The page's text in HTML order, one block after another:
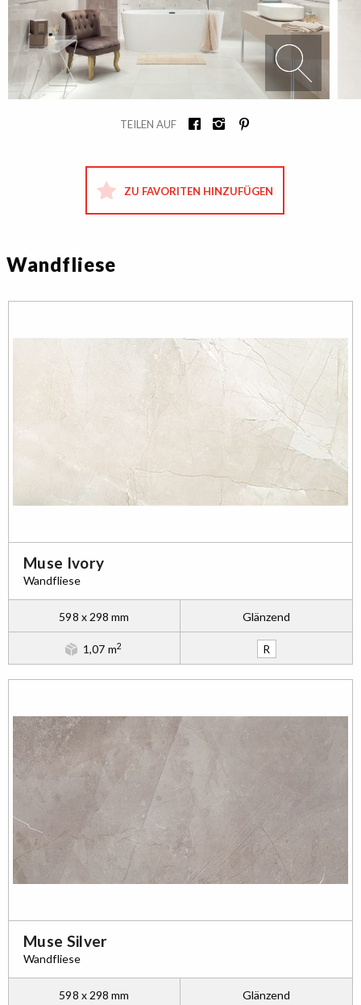
TEILEN AUF
ZU FAVORITEN HINZUFÜGEN
Wandfliese
Muse Ivory
Wandfliese
598 x 298 mm Glänzend
1,07 m2 R
Muse Silver
Wandfliese
598 x 298 mm Glänzend